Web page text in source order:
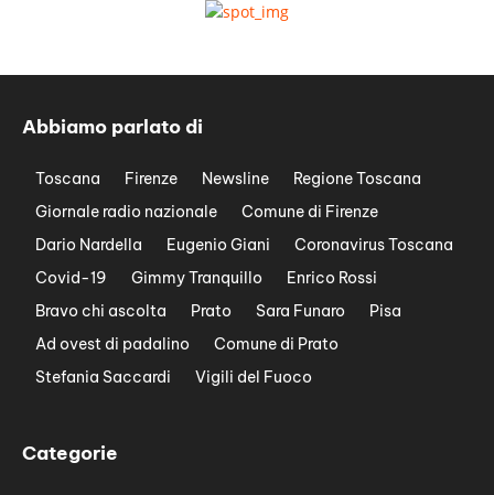
Abbiamo parlato di
Toscana Firenze Newsline
Regione Toscana
Giornale radio nazionale
Comune di Firenze
Dario Nardella
Eugenio Giani
Coronavirus Toscana
Covid-19
Gimmy Tranquillo
Enrico Rossi
Bravo chi ascolta
Prato Sara Funaro
Pisa
Ad ovest di padalino
Comune di Prato
Stefania Saccardi
Vigili del Fuoco
Categorie